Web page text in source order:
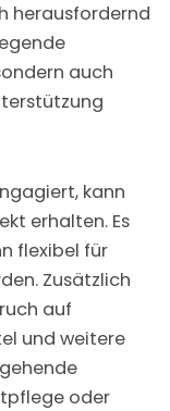
herausfordernd
auch
kann
erhalten. Es
flexibel für
Zusätzlich
auf
und weitere
oder